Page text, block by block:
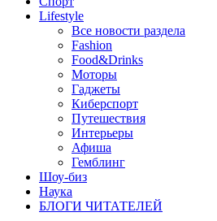
Lifestyle
Все новости раздела
Fashion
Food&Drinks
Моторы
Гаджеты
Киберспорт
Путешествия
Интерьеры
Афиша
Гемблинг
Шоу-биз
Наука
БЛОГИ ЧИТАТЕЛЕЙ